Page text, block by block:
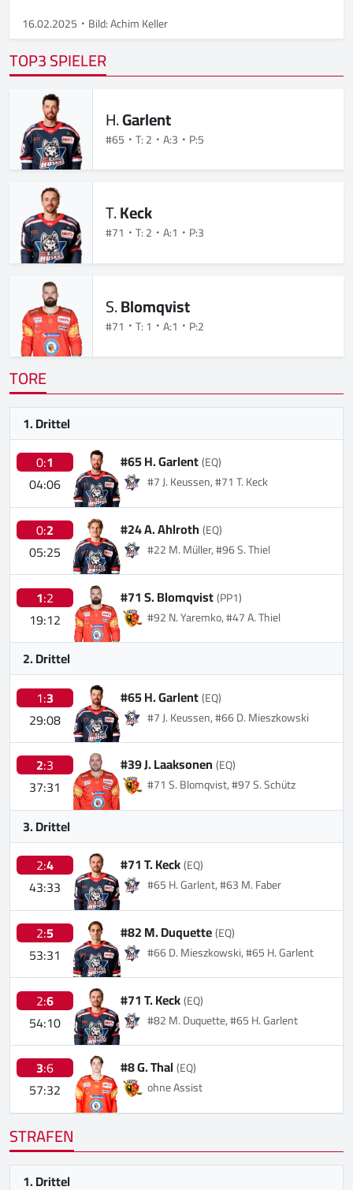
16.02.2025 Bild: Achim Keller
TOP3 SPIELER
H.Garlent
#65 T: 2 A:3 P:5
T.Keck
#71 T: 2 A:1 P:3
S.Blomqvist
#71 T: 1 A:1 P:2
TORE
1. Drittel
0:1
04:06
#65 H. Garlent(EQ)
#7 J. Keussen, #71 T. Keck
0:2
05:25
#24 A. Ahlroth(EQ)
#22 M. Müller, #96 S. Thiel
1:2
19:12
#71 S. Blomqvist(PP1)
#92 N. Yaremko, #47 A. Thiel
2. Drittel
1:3
29:08
#65 H. Garlent(EQ)
#7 J. Keussen, #66 D. Mieszkowski
2:3
37:31
#39 J. Laaksonen(EQ)
#71 S. Blomqvist, #97 S. Schütz
3. Drittel
2:4
43:33
#71 T. Keck(EQ)
#65 H. Garlent, #63 M. Faber
2:5
53:31
#82 M. Duquette(EQ)
#66 D. Mieszkowski, #65 H. Garlent
2:6
54:10
#71 T. Keck(EQ)
#82 M. Duquette, #65 H. Garlent
3:6
57:32
#8 G. Thal(EQ)
ohne Assist
STRAFEN
1. Drittel